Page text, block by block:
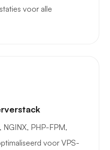
voor alle
PHP-FPM,
voor VPS-